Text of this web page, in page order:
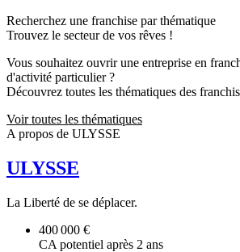
Recherchez une franchise par thématique
Trouvez le secteur de vos rêves !
Vous souhaitez ouvrir une entreprise en
d'activité particulier ?
Découvrez toutes les thématiques des
Voir toutes les thématiques
A propos de ULYSSE
ULYSSE
La Liberté de se déplacer.
400 000 €
CA potentiel après 2 ans